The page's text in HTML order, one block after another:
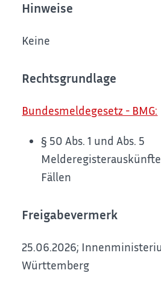
Hinweise
Keine
Rechtsgrundlage
Bundesmeldegesetz - BMG:
§ 50 Abs. 1 und Abs. 5
Fällen
Freigabevermerk
25.06.2026;
Württemberg